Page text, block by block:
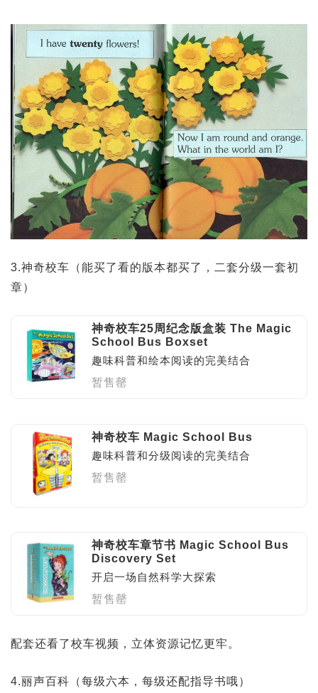
3.神奇校车（能买了看的版本都买了，二套分级一套初
章）
神奇校车25周纪念版盒装 The Magic
School Bus Boxset
趣味科普和绘本阅读的完美结合
暂售罄
神奇校车 Magic School Bus
趣味科普和分级阅读的完美结合
暂售罄
神奇校车章节书 Magic School Bus
Discovery Set
开启一场自然科学大探索
暂售罄
配套还看了校车视频，立体资源记忆更牢。
4.丽声百科（每级六本，每级还配指导书哦）